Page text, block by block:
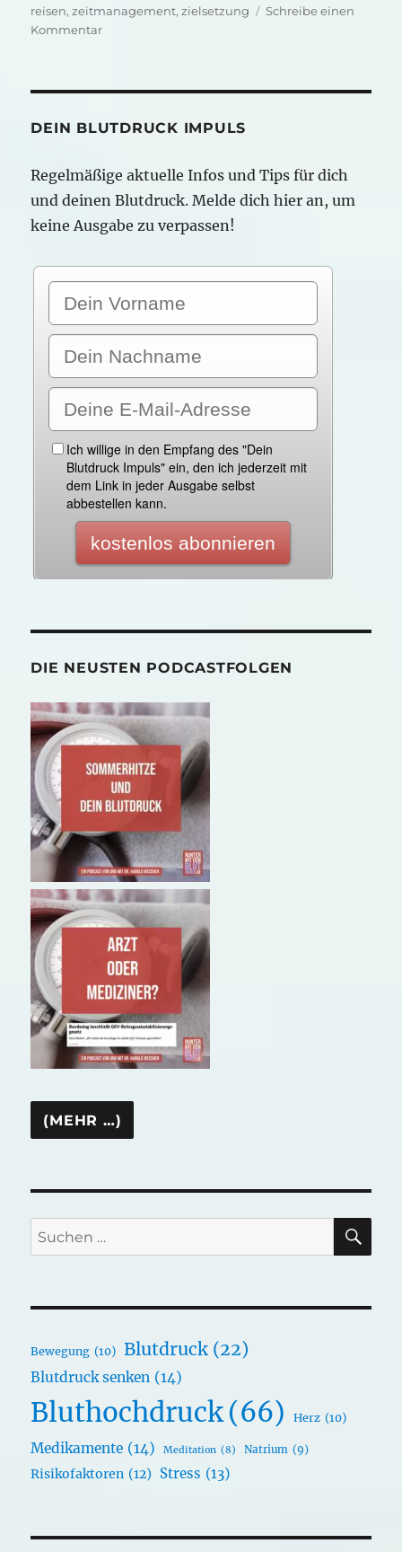
reisen,zeitmanagement,zielsetzung
Schreibe einen
Kommentarzu
Start
Tag
DEIN BLUTDRUCK IMPULS
Regelmäßige aktuelle Infos und Tips für dich
und deinen Blutdruck. Melde dich hier an, um
keine Ausgabe zu verpassen!
DIE NEUSTEN PODCASTFOLGEN
Suchen
nach:
Bewegung (10) Blutdruck (22)
Blutdruck senken (14)
Bluthochdruck(66) Herz (10)
Medikamente (14) Meditation (8) Natrium (9)
Risikofaktoren (12) Stress (13)